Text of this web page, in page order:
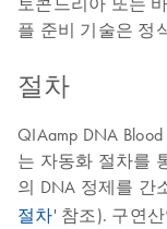
플 준비 기술은 정
절차
QIAamp DNA
는 자동화 절차를
의 DNA 정제를 간
절차' 참조). 구연